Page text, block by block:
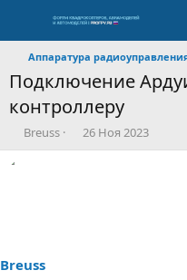
Аппаратура
Подключение
контроллеру
А
в
ы
Breuss
Д
а
26 Ноя 2023
Breuss